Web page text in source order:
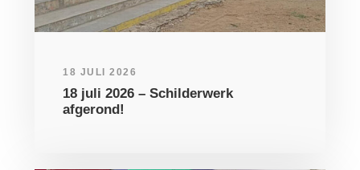
18 JULI 2026
18 juli 2026 – Schilderwerk
afgerond!